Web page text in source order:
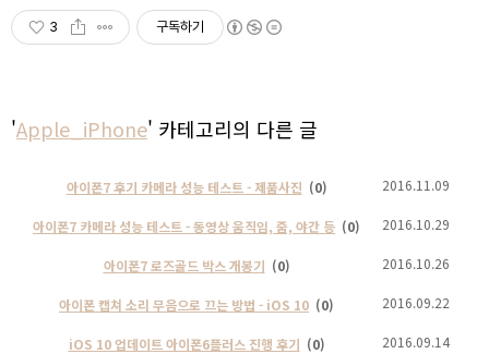
3 구독하기
'Apple_iPhone' 카테고리의 다른 글
아이폰7 후기 카메라 성능 테스트 - 제품사진 (0) 2016.11.09
아이폰7 카메라 성능 테스트 - 동영상 움직임, 줌, 야간 등 (0) 2016.10.29
아이폰7 로즈골드 박스 개봉기 (0) 2016.10.26
아이폰 캡쳐 소리 무음으로 끄는 방법 - iOS 10 (0) 2016.09.22
iOS 10 업데이트 아이폰6플러스 진행 후기 (0) 2016.09.14